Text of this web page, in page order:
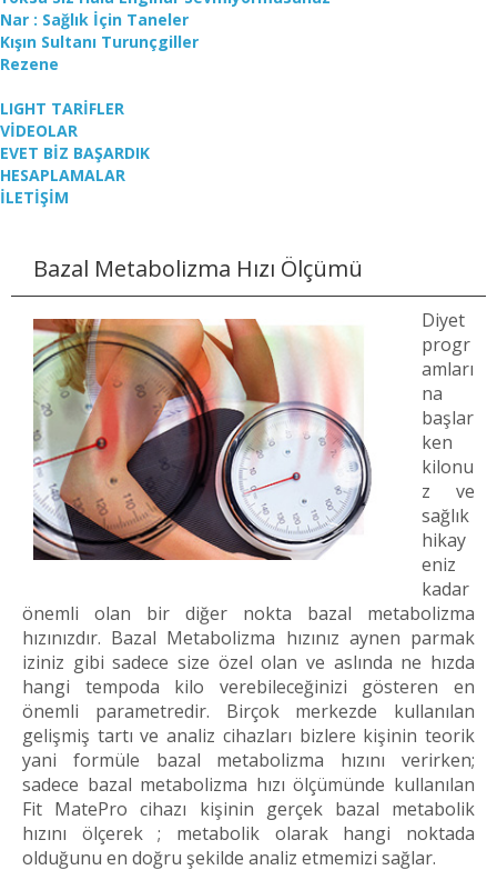
Nar : Sağlık İçin Taneler
Kışın Sultanı Turunçgiller
Rezene
LIGHT TARİFLER
VİDEOLAR
EVET BİZ BAŞARDIK
HESAPLAMALAR
İLETİŞİM
Bazal Metabolizma Hızı Ölçümü
Diyet
progr
amları
na
başlar
ken
kilonu
z ve
sağlık
hikay
eniz
kadar
önemli olan bir diğer nokta bazal metabolizma
hızınızdır. Bazal Metabolizma hızınız aynen parmak
iziniz gibi sadece size özel olan ve aslında ne hızda
hangi tempoda kilo verebileceğinizi gösteren en
önemli parametredir. Birçok merkezde kullanılan
gelişmiş tartı ve analiz cihazları bizlere kişinin teorik
yani formüle bazal metabolizma hızını verirken;
sadece bazal metabolizma hızı ölçümünde kullanılan
Fit MatePro cihazı kişinin gerçek bazal metabolik
hızını ölçerek ; metabolik olarak hangi noktada
olduğunu en doğru şekilde analiz etmemizi sağlar.